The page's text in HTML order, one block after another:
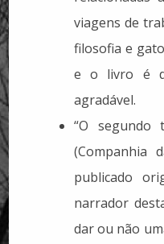
viagens de
filosofia e
e o livro é
agradável.
“O segundo
(Companhia
publicado
narrador
dar ou não